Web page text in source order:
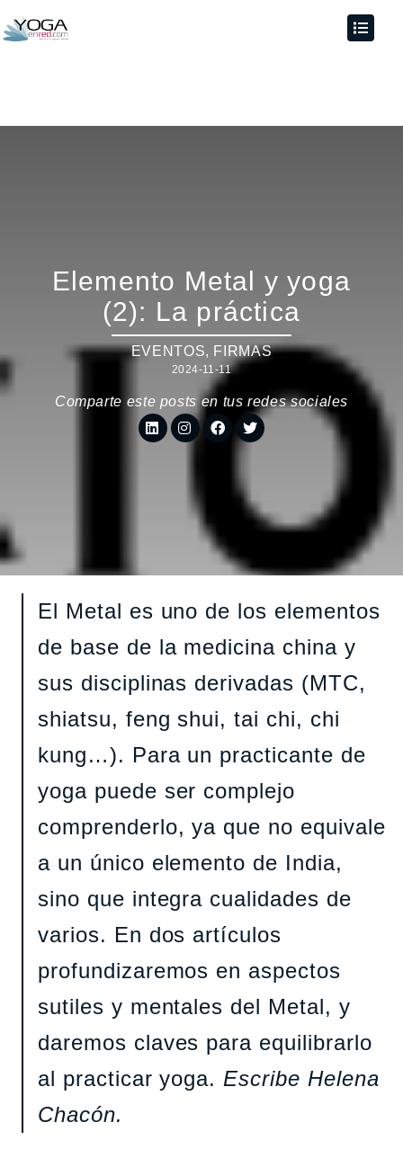
Elemento Metal y yoga
(2): La práctica
EVENTOS, FIRMAS
2024-11-11
Comparte este posts en tus redes sociales
El Metal es uno de los elementos
de base de la medicina china y
sus disciplinas derivadas (MTC,
shiatsu, feng shui, tai chi, chi
kung…). Para un practicante de
yoga puede ser complejo
comprenderlo, ya que no equivale
a un único elemento de India,
sino que integra cualidades de
varios. En dos artículos
profundizaremos en aspectos
sutiles y mentales del Metal, y
daremos claves para equilibrarlo
al practicar yoga. Escribe Helena
Chacón.